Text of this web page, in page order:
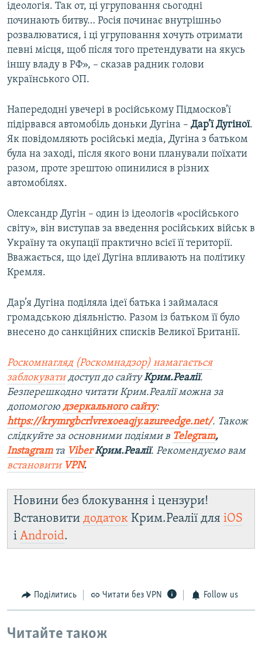
ідеологія. Так от, ці угруповання сьогодні
починають битву… Росія починає внутрішньо
розвалюватися, і ці угруповання хочуть отримати
певні місця, щоб після того претендувати на якусь
іншу владу в РФ», – сказав радник голови
українського ОП.
Напередодні увечері в російському Підмосков’ї
підірвався автомобіль доньки Дугіна – Дар’ї Дугіної.
Як повідомляють російські медіа, Дугіна з батьком
була на заході, після якого вони планували поїхати
разом, проте зрештою опинилися в різних
автомобілях.
Олександр Дугін – один із ідеологів «російського
світу», він виступав за введення російських військ в
Україну та окупації практично всієї її території.
Вважається, що ідеї Дугіна впливають на політику
Кремля.
Дар’я Дугіна поділяла ідеї батька і займалася
громадською діяльністю. Разом із батьком її було
внесено до санкційних списків Великої Британії.
Роскомнагляд (Роскомнадзор) намагається
заблокуватидоступ до сайтуКрим.Реалії.
Безперешкодно читати Крим.Реалії можна за
допомогою дзеркального сайту:
https://krymrgbcrlvrexoeaqjy.azureedge.net/. Також
слідкуйте за основними подіями в Telegram,
Instagramта ViberКрим.Реалії. Рекомендуємо вам
встановити VPN.
Новини без блокування і цензури!
Встановити додаток Крим.Реалії для iOS
і Android.
Поділитись Читати без VPN Follow us
Читайте також